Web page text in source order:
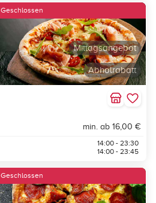
Abholrabatt
Mittagsangebot
Geschlossen
min. ab 16,00 €
14:00 - 23:30
14:00 - 23:45
Geschlossen